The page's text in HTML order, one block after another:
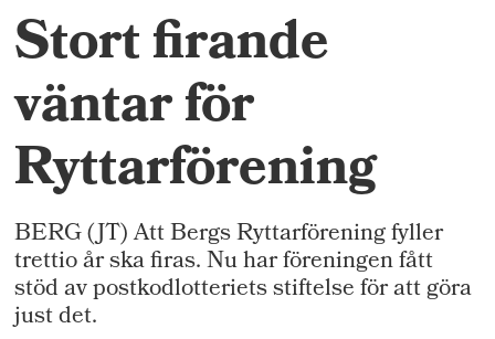
Stort firande
väntar för
Ryttarförening
BERG (JT) Att Bergs Ryttarförening fyller
trettio år ska firas. Nu har föreningen fått
stöd av postkodlotteriets stiftelse för att göra
just det.